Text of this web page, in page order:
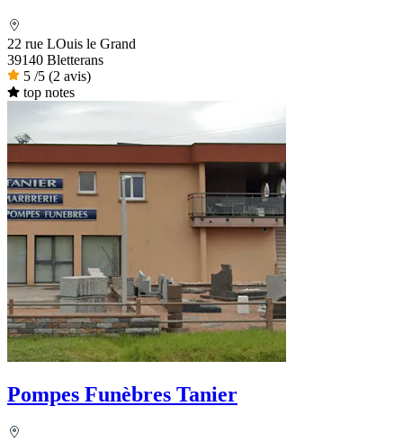
22 rue LOuis le Grand
39140 Bletterans
5 /5 (2 avis)
top notes
Pompes Funèbres Tanier